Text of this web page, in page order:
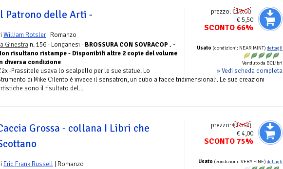
prezzo:€16.00
€ 5,50
SCONTO 66%
Usato (condizioni: NEAR MINT) dettagli
Venduto da BCLibri
» Vedi scheda completa
Patrono delle Arti -
William Rotsler| Romanzo
Ginestra n. 156 - Longanesi - BROSSURA CON SOVRACOP . -
risultano ristampe - Disponibili altre 2 copie del volume
diversa condizione
-Prassitele usava lo scalpello per le sue statue. Lo
di Mike Cilento è invece il sensatron, un cubo a facce tridimensionali. Le sue creazioni
sono il risultato del...
prezzo:€16.00
€ 4,00
SCONTO 75%
Usato (condizioni: VERY FINE) dettagli
Grossa - collana I Libri che
Eric Frank Russell | Romanzo